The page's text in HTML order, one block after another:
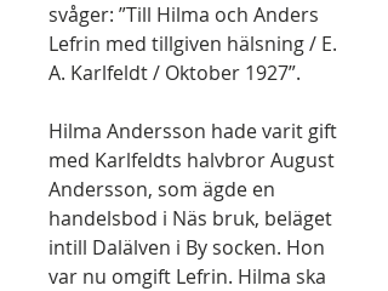
svåger: ”Till Hilma och Anders
Lefrin med tillgiven hälsning / E.
A. Karlfeldt / Oktober 1927”.
Hilma Andersson hade varit gift
med Karlfeldts halvbror August
Andersson, som ägde en
handelsbod i Näs bruk, beläget
intill Dalälven i By socken. Hon
var nu omgift Lefrin. Hilma ska